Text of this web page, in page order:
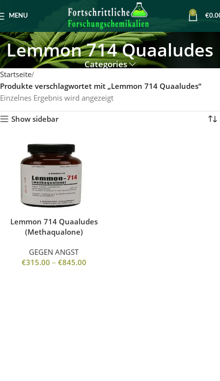
MENU
0
€
Lemmon 714 Quaaludes
Categories
Startseite
Produkte verschlagwortet mit „Lemmon 714 Quaaludes“
Einzelnes Ergebnis wird angezeigt
Show sidebar
Lemmon 714 Quaaludes
(Methaqualone)
GEGEN ANGST
€315.00 – €845.00